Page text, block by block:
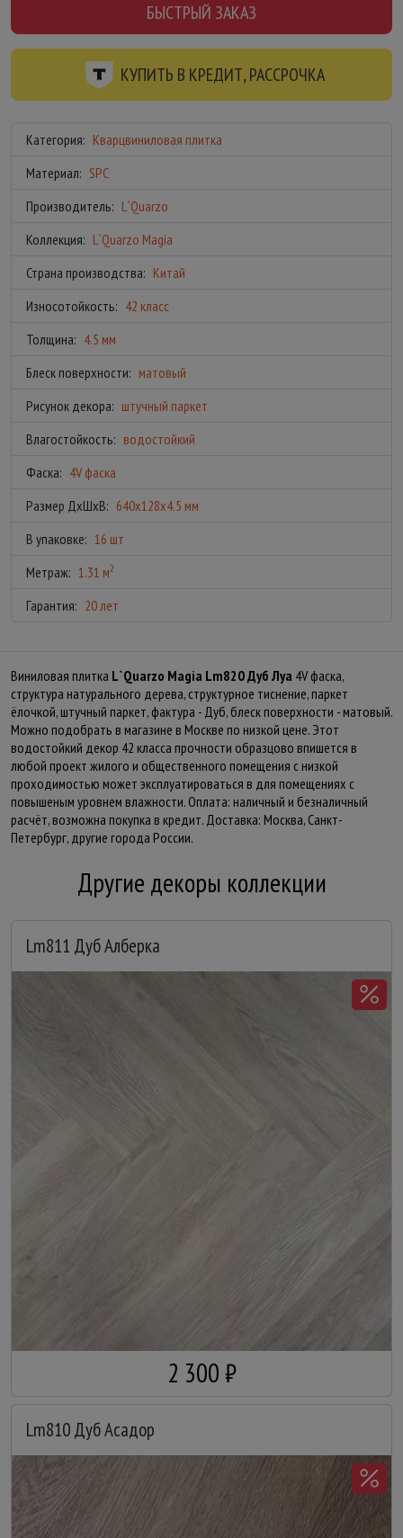
БЫСТРЫЙ ЗАКАЗ
КУПИТЬ В КРЕДИТ, РАССРОЧКА
Категория: Кварцвиниловая плитка
Материал: SPC
Производитель: L`Quarzo
Коллекция: L`Quarzo Magia
Страна производства: Китай
Износотойкость: 42 класс
Толщина: 4.5 мм
Блеск поверхности: матовый
Рисунок декора: штучный паркет
Влагостойкость: водостойкий
Фаска: 4V фаска
Размер ДхШхВ: 640x128x4.5 мм
В упаковке: 16 шт
Метраж: 1.31 м2
Гарантия: 20 лет
Виниловая плитка L`Quarzo Magia Lm820 Дуб Луа 4V фаска,
структура натурального дерева, структурное тиснение, паркет
ёлочкой, штучный паркет, фактура - Дуб, блеск поверхности - матовый.
Можно подобрать в магазине в Москве по низкой цене. Этот
водостойкий декор 42 класса прочности образцово впишется в
любой проект жилого и общественного помещения с низкой
проходимостью может эксплуатироваться в для помещениях с
повышеным уровнем влажности. Оплата: наличный и безналичный
расчёт, возможна покупка в кредит. Доставка: Москва, Санкт-
Петербург, другие города России.
Другие декоры коллекции
Lm811 Дуб Алберка
2 300 ₽
Lm810 Дуб Асадор